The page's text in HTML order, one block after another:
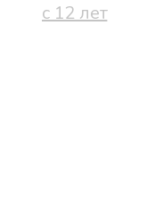
с 12 лет